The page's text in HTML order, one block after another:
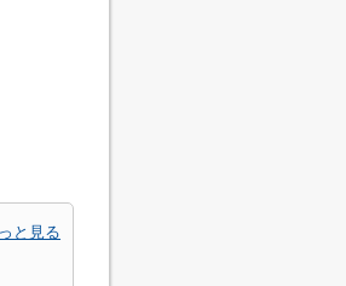
と見る